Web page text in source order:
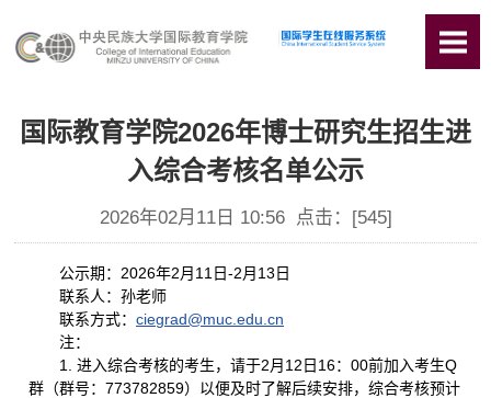
国际教育学院2026年博士研究生招生进
入综合考核名单公示
2026年02月11日 10:56 点击：[545]
公示期：2026年2月11日-2月13日
联系人：孙老师
联系方式：ciegrad@muc.edu.cn
注：
1.
进入综合考核的考生，请于2月12日16：00前加入考生Q
群（群号：773782859）以便及时了解后续安排，综合考核预计